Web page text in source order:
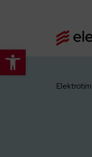
Otwórz pasek narzędzi
Elektrotim